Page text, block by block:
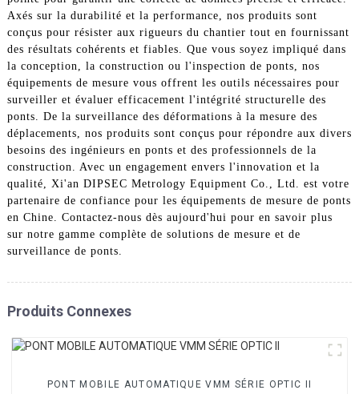
Axés sur la durabilité et la performance, nos produits sont
conçus pour résister aux rigueurs du chantier tout en fournissant
des résultats cohérents et fiables. Que vous soyez impliqué dans
la conception, la construction ou l'inspection de ponts, nos
équipements de mesure vous offrent les outils nécessaires pour
surveiller et évaluer efficacement l'intégrité structurelle des
ponts. De la surveillance des déformations à la mesure des
déplacements, nos produits sont conçus pour répondre aux divers
besoins des ingénieurs en ponts et des professionnels de la
construction. Avec un engagement envers l'innovation et la
qualité, Xi'an DIPSEC Metrology Equipment Co., Ltd. est votre
partenaire de confiance pour les équipements de mesure de ponts
en Chine. Contactez-nous dès aujourd'hui pour en savoir plus
sur notre gamme complète de solutions de mesure et de
surveillance de ponts.
Produits Connexes
PONT MOBILE AUTOMATIQUE VMM SÉRIE OPTIC II